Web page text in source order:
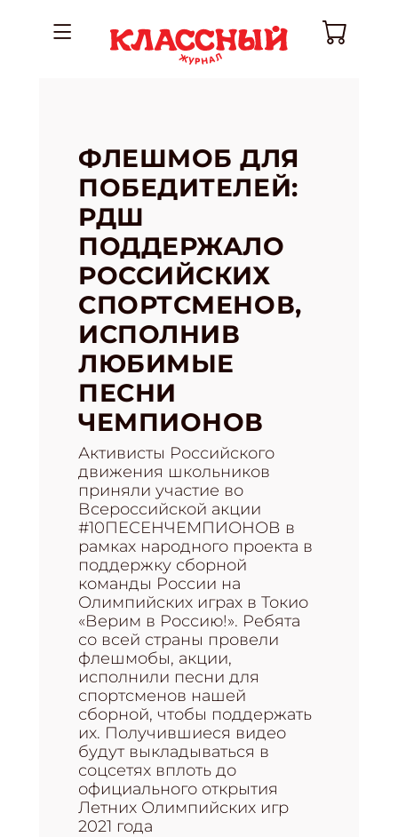
ФЛЕШМОБ ДЛЯ
ПОБЕДИТЕЛЕЙ:
РДШ
ПОДДЕРЖАЛО
РОССИЙСКИХ
СПОРТСМЕНОВ,
ИСПОЛНИВ
ЛЮБИМЫЕ
ПЕСНИ
ЧЕМПИОНОВ
Активисты Российского
движения школьников
приняли участие во
Всероссийской акции
#10ПЕСЕНЧЕМПИОНОВ в
рамках народного проекта в
поддержку сборной
команды России на
Олимпийских играх в Токио
«Верим в Россию!». Ребята
со всей страны провели
флешмобы, акции,
исполнили песни для
спортсменов нашей
сборной, чтобы поддержать
их. Получившиеся видео
будут выкладываться в
соцсетях вплоть до
официального открытия
Летних Олимпийских игр
2021 года